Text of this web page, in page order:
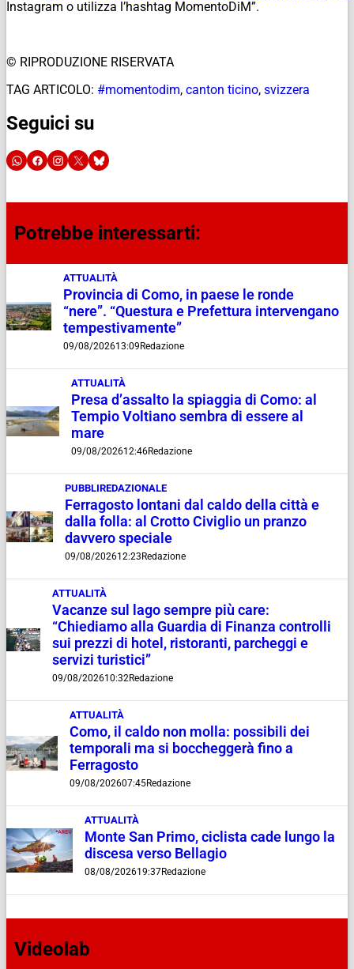
Instagram o utilizza l’hashtag MomentoDiM”.
© RIPRODUZIONE RISERVATA
TAG ARTICOLO: #momentodim, canton ticino, svizzera
Seguici su
Potrebbe interessarti:
ATTUALITÀ
Provincia di Como, in paese le ronde
“nere”. “Questura e Prefettura intervengano
tempestivamente”
09/08/202613:09 Redazione
ATTUALITÀ
Presa d’assalto la spiaggia di Como: al
Tempio Voltiano sembra di essere al
mare
09/08/202612:46Redazione
PUBBLIREDAZIONALE
Ferragosto lontani dal caldo della città e
dalla folla: al Crotto Civiglio un pranzo
davvero speciale
09/08/202612:23 Redazione
ATTUALITÀ
Vacanze sul lago sempre più care:
“Chiediamo alla Guardia di Finanza controlli
sui prezzi di hotel, ristoranti, parcheggi e
servizi turistici”
09/08/202610:32Redazione
ATTUALITÀ
Como, il caldo non molla: possibili dei
temporali ma si boccheggerà fino a
Ferragosto
09/08/202607:45Redazione
ATTUALITÀ
Monte San Primo, ciclista cade lungo la
discesa verso Bellagio
08/08/202619:37Redazione
Videolab